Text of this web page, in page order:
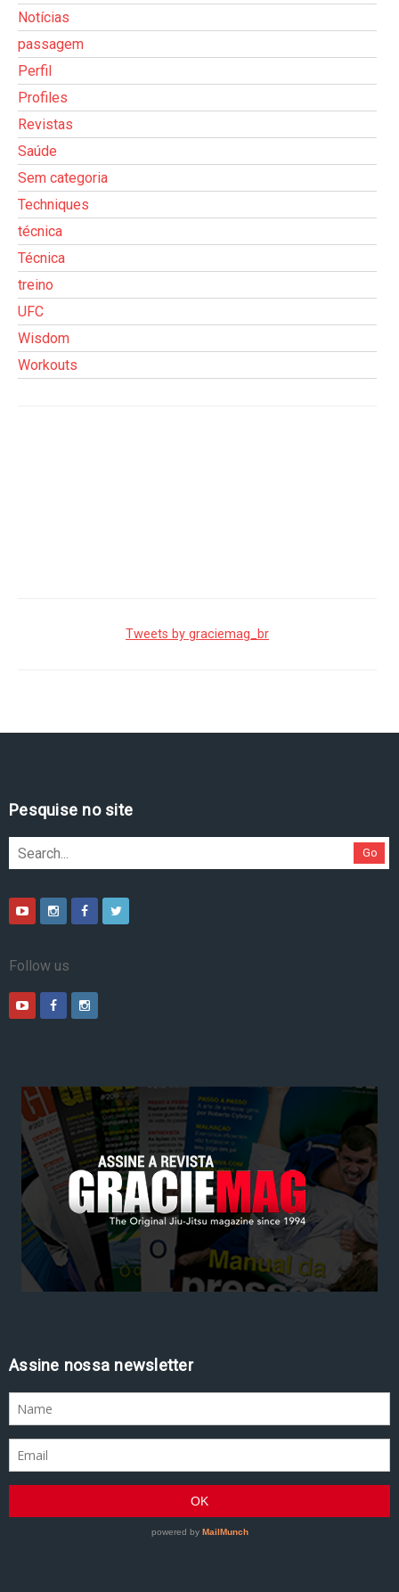
Notícias
passagem
Perfil
Profiles
Revistas
Saúde
Sem categoria
Techniques
técnica
Técnica
treino
UFC
Wisdom
Workouts
Tweets by graciemag_br
Pesquise no site
Go
Follow us
Assine nossa newsletter